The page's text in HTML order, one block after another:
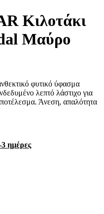
Κιλοτάκι
Μαύρο
φυτικό ύφασμα
λεπτό λάστιχο για
Άνεση, απαλότητα
ημέρες